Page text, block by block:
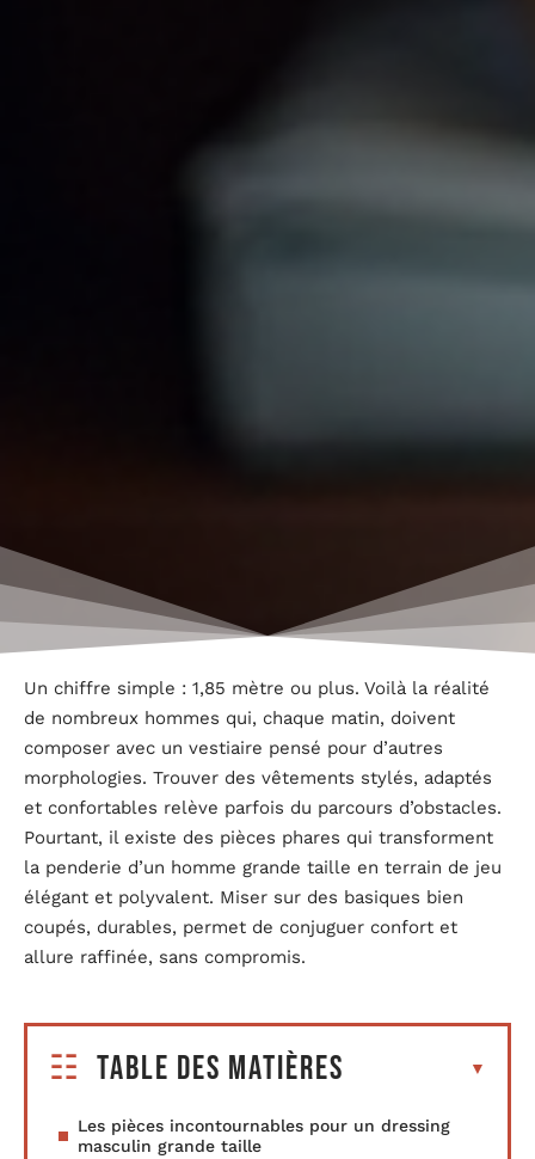
Un chiffre simple : 1,85 mètre ou plus. Voilà la réalité
de nombreux hommes qui, chaque matin, doivent
composer avec un vestiaire pensé pour d’autres
morphologies. Trouver des vêtements stylés, adaptés
et confortables relève parfois du parcours d’obstacles.
Pourtant, il existe des pièces phares qui transforment
la penderie d’un homme grande taille en terrain de jeu
élégant et polyvalent. Miser sur des basiques bien
coupés, durables, permet de conjuguer confort et
allure raffinée, sans compromis.
Table des matières
Les pièces incontournables pour un dressing
masculin grande taille